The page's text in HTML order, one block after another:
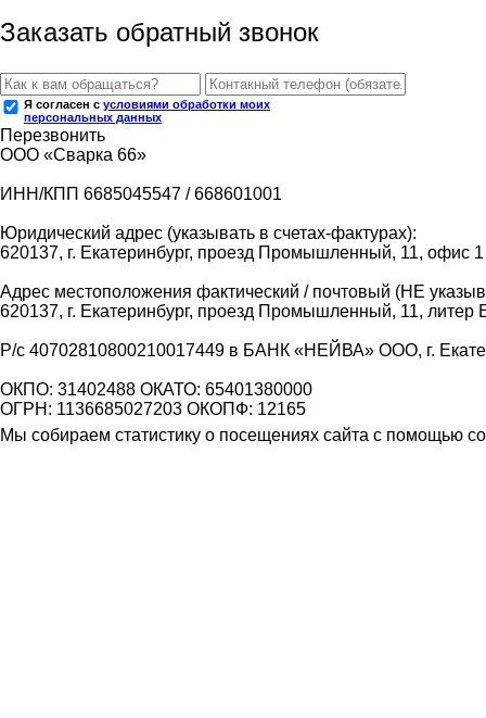
Заказать обратный звонок
Я согласен с условиями обработки моих
персональных данных
Перезвонить
ООО «Сварка 66»
ИНН/КПП 6685045547 / 668601001
Юридический адрес (указывать в счетах-фактурах):
620137, г. Екатеринбург, проезд Промышленный, 11, офис 1
Адрес местоположения фактический / почтовый (НЕ
620137, г. Екатеринбург, проезд Промышленный, 11, литер
Р/с 40702810800210017449 в БАНК «НЕЙВА» ООО, г.
ОКПО: 31402488 ОКАТО: 65401380000
ОГРН: 1136685027203 ОКОПФ: 12165
Мы собираем статистику о посещениях сайта с помощью